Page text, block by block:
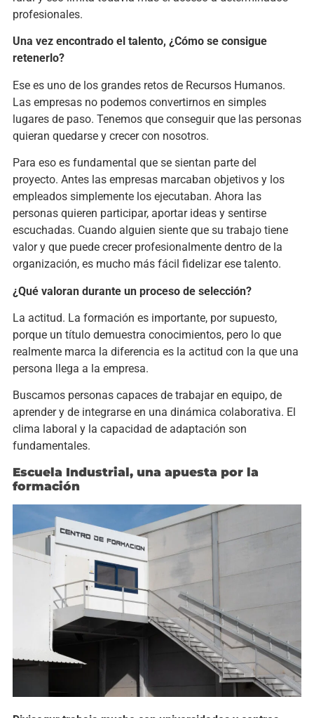
profesionales.
Una vez encontrado el talento, ¿Cómo se consigue
retenerlo?
Ese es uno de los grandes retos de Recursos Humanos.
Las empresas no podemos convertirnos en simples
lugares de paso. Tenemos que conseguir que las personas
quieran quedarse y crecer con nosotros.
Para eso es fundamental que se sientan parte del
proyecto. Antes las empresas marcaban objetivos y los
empleados simplemente los ejecutaban. Ahora las
personas quieren participar, aportar ideas y sentirse
escuchadas. Cuando alguien siente que su trabajo tiene
valor y que puede crecer profesionalmente dentro de la
organización, es mucho más fácil fidelizar ese talento.
¿Qué valoran durante un proceso de selección?
La actitud. La formación es importante, por supuesto,
porque un título demuestra conocimientos, pero lo que
realmente marca la diferencia es la actitud con la que una
persona llega a la empresa.
Buscamos personas capaces de trabajar en equipo, de
aprender y de integrarse en una dinámica colaborativa. El
clima laboral y la capacidad de adaptación son
fundamentales.
Escuela Industrial, una apuesta por la
formación